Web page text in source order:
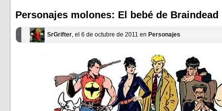
ventana
nueva)
ventana
nueva)
Personajes molones: El bebé de Braindead
SrGrifter, el 6 de octubre de 2011 en Personajes